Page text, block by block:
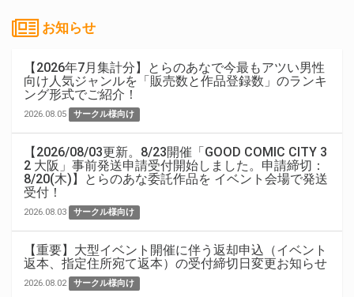
お知らせ
【2026年7月集計分】とらのあなで今最もアツい男性
向け人気ジャンルを「販売数と作品登録数」のランキ
ング形式でご紹介！
2026.08.05 サークル様向け
【2026/08/03更新。8/23開催「GOOD COMIC CITY 3
2 大阪」事前発送申請受付開始しました。申請締切：
8/20(木)】とらのあな委託作品を イベント会場で発送
受付！
2026.08.03 サークル様向け
【重要】大型イベント開催に伴う返却申込（イベント
返本、指定住所宛て返本）の受付締切日変更お知らせ
2026.08.02 サークル様向け